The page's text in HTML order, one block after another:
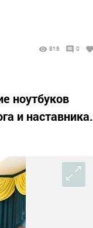
816 0
ноутбуков
и наставника.